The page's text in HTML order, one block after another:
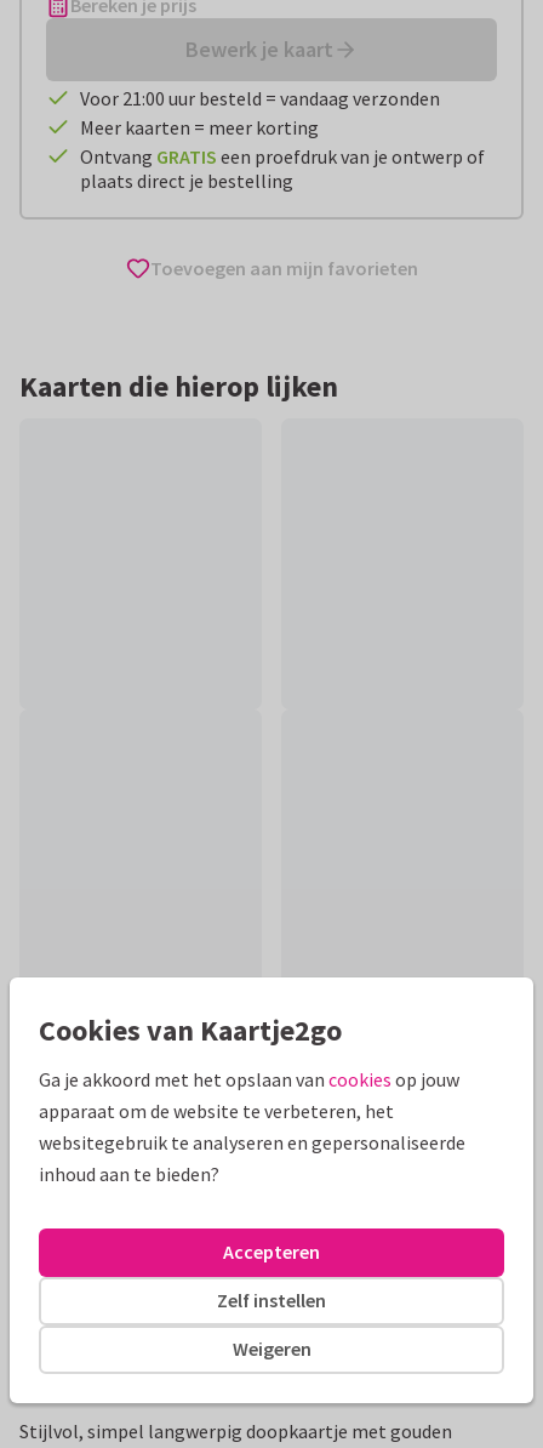
Bereken je prijs
Bewerk je kaart
Voor 21:00 uur besteld = vandaag verzonden
Meer kaarten = meer korting
Ontvang GRATIS een proefdruk van je ontwerp of
plaats direct je bestelling
Toevoegen aan mijn favorieten
Kaarten die hierop lijken
Mooie extra's bij je kaart
Stijlvol, simpel langwerpig doopkaartje met gouden
Cookies van Kaartje2go
Ga je akkoord met het opslaan van cookies op jouw
apparaat om de website te verbeteren, het
websitegebruik te analyseren en gepersonaliseerde
inhoud aan te bieden?
Weigeren
Zelf instellen
Accepteren